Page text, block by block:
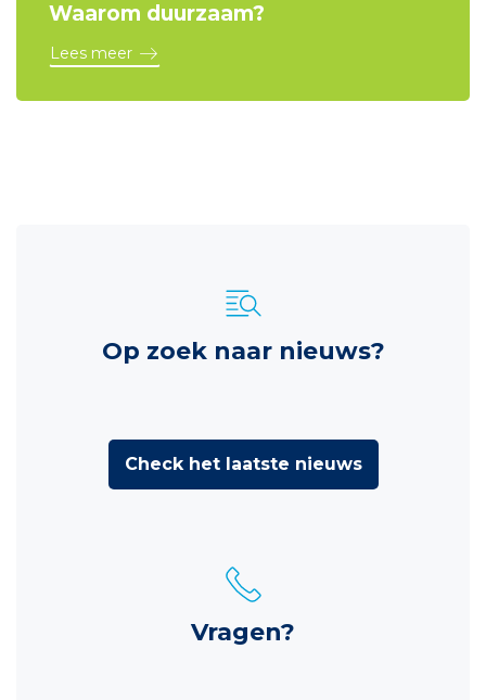
Waarom duurzaam?
Lees meer
Op zoek naar nieuws?
Check het laatste nieuws
Vragen?